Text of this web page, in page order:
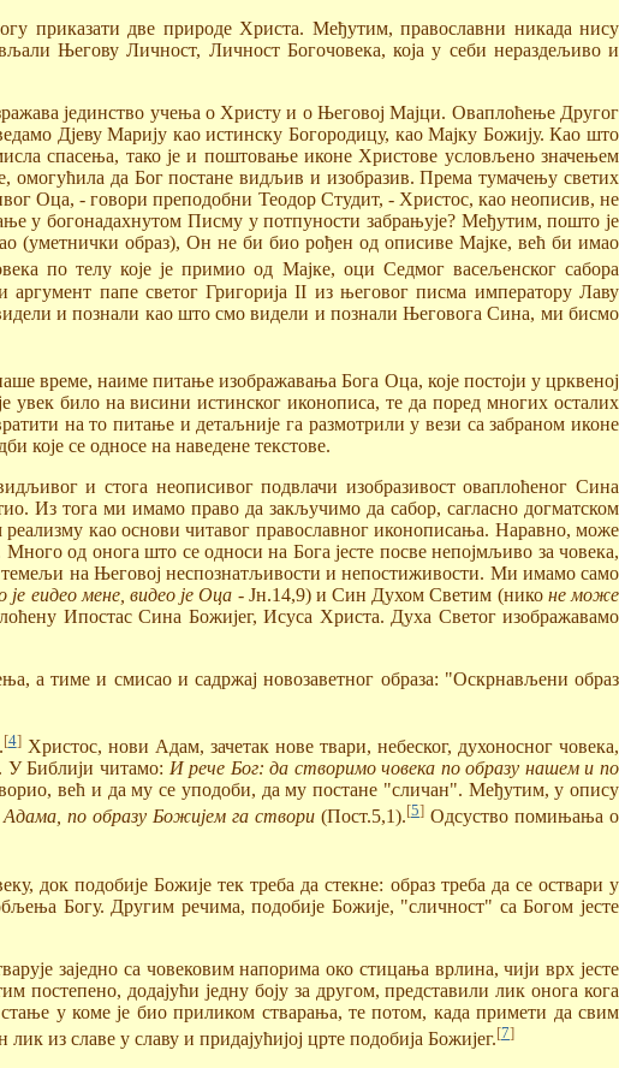
приказати две природе Христа. Међутим, православни никада нису
Његову Личност, Личност Богочовека, која у себи нераздељиво и
јединство учења о Христу и о Његовој Мајци. Оваплоћење Другог
Дјеву Марију као истинску Богородицу, као Мајку Божију. Као што
спасења, тако је и поштовање иконе Христове условљено значењем
да Бог постане видљив и изобразив. Према тумачењу светих
Оца, - говори преподобни Теодор Студит, - Христос, као неописив, не
у богонадахнутом Писму у потпуности забрањује? Међутим, пошто је
(уметнички образ), Он не би био рођен од описиве Мајке, већ би имао
по телу које је примио од Мајке, оци Седмог васељенског сабора
папе светог Григорија II из његовог писма императору Лаву
и познали као што смо видели и познали Његовога Сина, ми бисмо
време, наиме питање изображавања Бога Оца, које постоји у црквеној
увек било на висини истинског иконописа, те да поред многих осталих
на то питање и детаљније га размотрили у вези са забраном иконе
које се односе на наведене текстове.
и стога неописивог подвлачи изобразивост оваплоћеног Сина
Из тога ми имамо право да закључимо да сабор, сагласно догматском
као основи читавог православног иконописања. Наравно, може
од онога што се односи на Бога јесте посве непојмљиво за човека,
на Његовој неспознатљивости и непостиживости. Ми имамо само
је еидео мене, видео је Оца - Јн.14,9) и Син Духом Светим (нико не може
Ипостас Сина Божијег, Исуса Христа. Духа Светог изображавамо
а тиме и смисао и садржај новозаветног образа: "Оскрнављени образ
[4]Христос, нови Адам, зачетак нове твари, небеског, духоносног човека,
У Библији читамо: И рече Бог: да створимо човека по образу нашем и по
већ и да му се уподоби, да му постане "сличан". Међутим, у опису
по образу Божијем га створи(Пост.5,1).[5]Одсуство помињања о
док подобије Божије тек треба да стекне: образ треба да се оствари у
Богу. Другим речима, подобије Божије, "сличност" са Богом јесте
заједно са човековим напорима око стицања врлина, чији врх јесте
постепено, додајући једну боју за другом, представили лик онога кога
у коме је био приликом стварања, те потом, када примети да свим
из славе у славу и придајућијој црте подобија Божијег.[7]